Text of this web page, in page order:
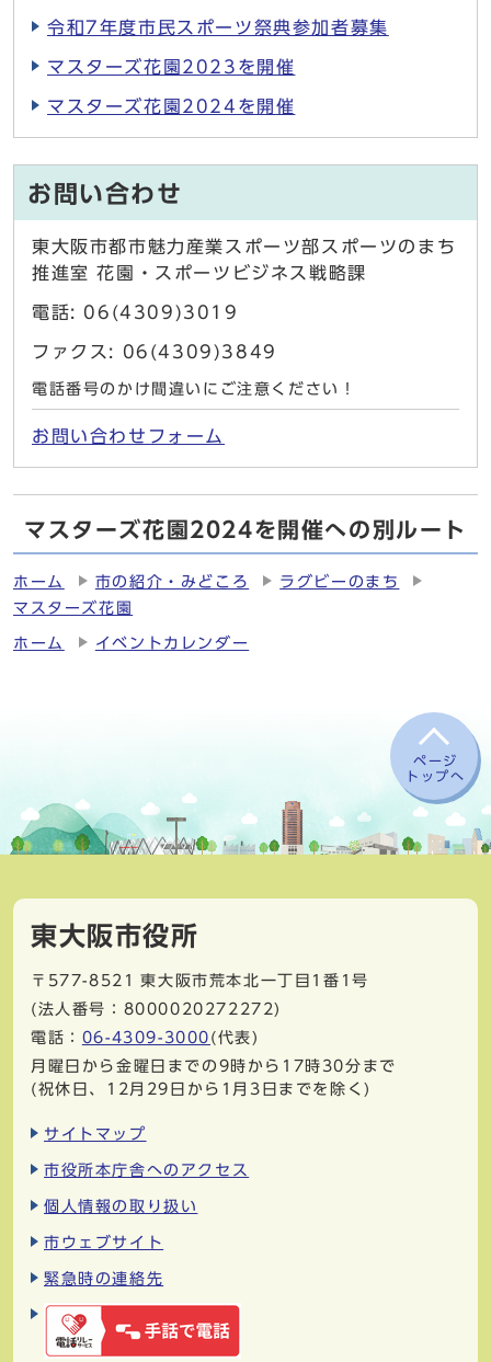
令和7年度市民スポーツ祭典参加者募集
マスターズ花園2023を開催
マスターズ花園2024を開催
お問い合わせ
東大阪市都市魅力産業スポーツ部スポーツのまち
推進室 花園・スポーツビジネス戦略課
電話: 06(4309)3019
ファクス: 06(4309)3849
電話番号のかけ間違いにご注意ください！
お問い合わせフォーム
マスターズ花園2024を開催への別ルート
ホーム 市の紹介・みどころ
ラグビーのまち
マスターズ花園
ホーム イベントカレンダー
ページ
トップへ
東大阪市役所
〒577-8521
東大阪市荒本北一丁目1番1号
(法人番号：8000020272272)
電話： 06-4309-3000 (代表)
月曜日から金曜日までの9時から17時30分まで
(祝休日、12月29日から1月3日までを除く)
サイトマップ
市役所本庁舎へのアクセス
個人情報の取り扱い
市ウェブサイト
緊急時の連絡先